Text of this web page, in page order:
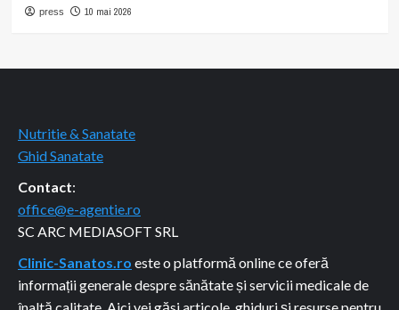
press 10 mai 2026
Nutritie & Sanatate
Ghid Sanatate
Contact:
office@e-agentie.ro
SC ARC MEDIASOFT SRL
Clinic-Sanatos.ro este o platformă online ce oferă
informații generale despre sănătate și servicii medicale de